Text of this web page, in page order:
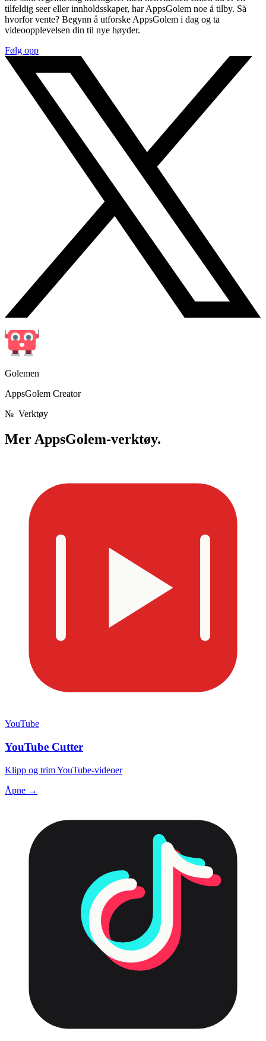
tilfeldig seer eller innholdsskaper, har AppsGolem noe å tilby. Så
hvorfor vente? Begynn å utforske AppsGolem i dag og ta
videoopplevelsen din til nye høyder.
Følg opp
Golemen
AppsGolem Creator
№ Verktøy
MerAppsGolem-verktøy.
YouTube
YouTube Cutter
Klipp og trim YouTube-videoer
Åpne →